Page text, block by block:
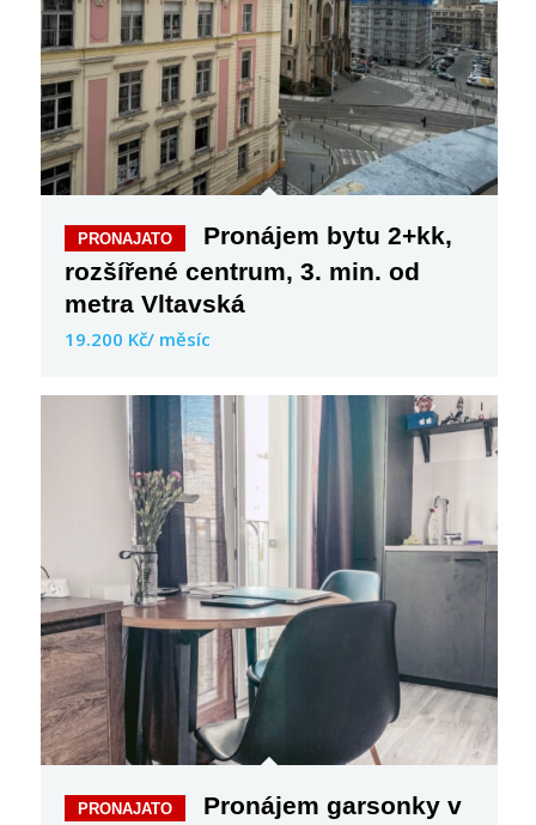
Pronájem bytu 2+kk,
rozšířené centrum, 3. min. od
metra Vltavská
19.200 Kč/ měsíc
Pronájem garsonky v